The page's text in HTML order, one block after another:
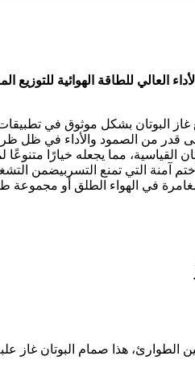
العالي للطاقة الهوائية للتوزيع
غاز البوتان بشكل موثوق في
قدر من الصمود والأداء في ظل
القياسية، مما يجعله خيارًا
آمنة التي تمنع التسربيضمن
في الهواء الطلق أو مجموعة
الطوارئ، هذا صمام البوتان غاز